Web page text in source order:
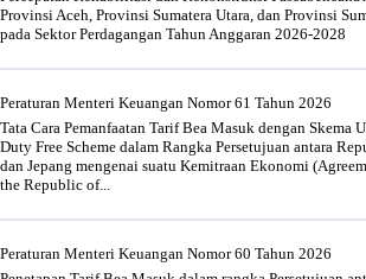
Provinsi Aceh, Provinsi Sumatera Utara, dan Provinsi
pada Sektor Perdagangan Tahun Anggaran 2026-2028
Peraturan Menteri Keuangan Nomor 61 Tahun 2026
Tata Cara Pemanfaatan Tarif Bea Masuk dengan Skema
Duty Free Scheme dalam Rangka Persetujuan antara
dan Jepang mengenai suatu Kemitraan Ekonomi
the Republic of...
Peraturan Menteri Keuangan Nomor 60 Tahun 2026